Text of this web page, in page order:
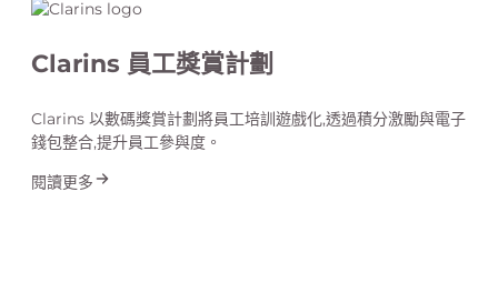
Clarins 員工獎賞計劃
Clarins 以數碼獎賞計劃將員工培訓遊戲化,透過積分激勵與電子
錢包整合,提升員工參與度。
閱讀更多